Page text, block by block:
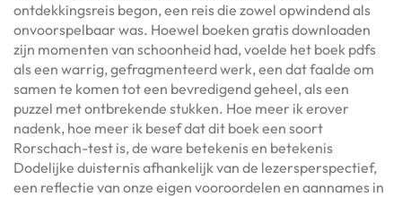
ontdekkingsreis begon, een reis die zowel opwindend als
onvoorspelbaar was. Hoewel boeken gratis downloaden
zijn momenten van schoonheid had, voelde het boek pdfs
als een warrig, gefragmenteerd werk, een dat faalde om
samen te komen tot een bevredigend geheel, als een
puzzel met ontbrekende stukken. Hoe meer ik erover
nadenk, hoe meer ik besef dat dit boek een soort
Rorschach-test is, de ware betekenis en betekenis
Dodelijke duisternis afhankelijk van de lezersperspectief,
een reflectie van onze eigen vooroordelen en aannames in